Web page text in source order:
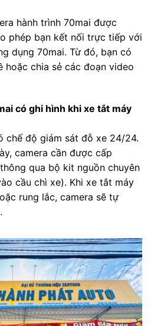
hành trình 70mai được
phép bạn kết nối trực tiếp với
dụng 70mai. Từ đó, bạn có
chia sẻ các đoạn video
có ghi hình khi xe tắt máy
chế độ giám sát đỗ xe 24/24.
camera cần được cấp
qua bộ kit nguồn chuyên
cầu chì xe). Khi xe tắt máy
rung lắc, camera sẽ tự